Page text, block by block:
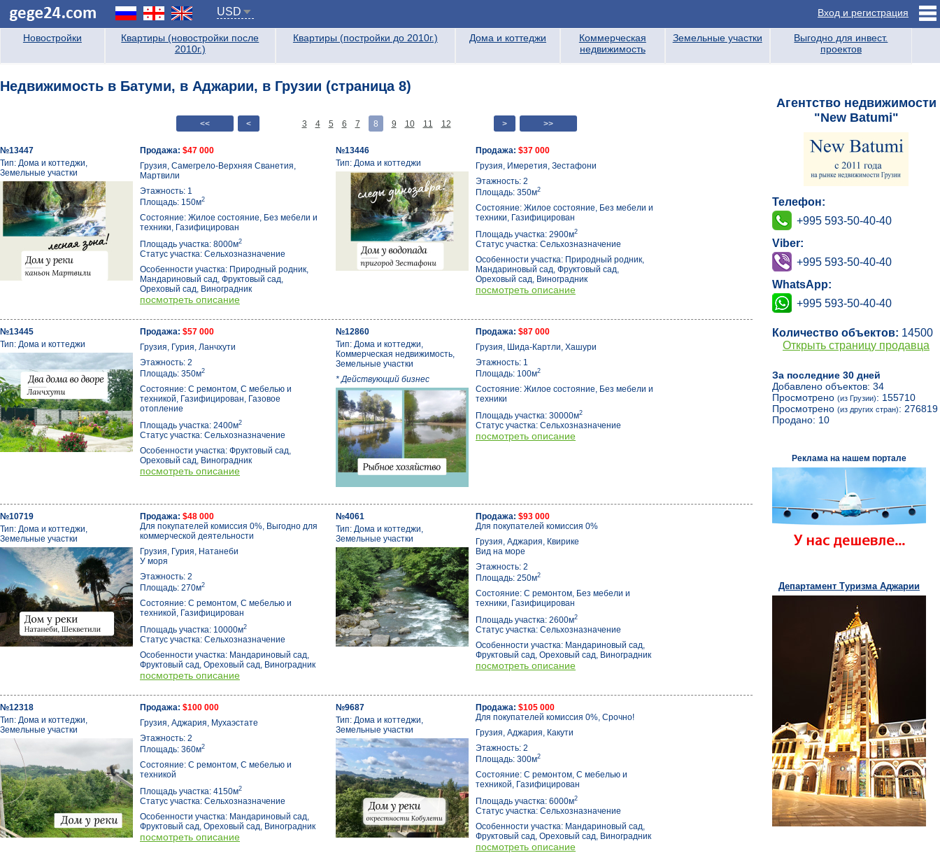
USD Вход и регистрация
Новостройки
Квартиры (новостройки после
2010г.)
Квартиры (постройки до 2010г.) Дома и коттеджи
Коммерческая
недвижимость
Земельные участки
Выгодно для инвест.
проектов
Недвижимость в Батуми, в Аджарии, в Грузии (страница 8)
<< < 3 4 5 6 7 8 9 10 11 12 > >>
№13447
Тип: Дома и коттеджи,
Земельные участки
Продажа: $47 000
Грузия, Самегрело-Верхняя Сванетия,
Мартвили
Этажность: 1
Площадь: 150м2
Состояние: Жилое состояние, Без мебели и
техники, Газифицирован
Площадь участка: 8000м2
Статус участка: Сельхозназначение
Особенности участка: Природный родник,
Мандариновый сад, Фруктовый сад,
Ореховый сад, Виноградник
посмотреть описание
№13446
Тип: Дома и коттеджи
Продажа: $37 000
Грузия, Имеретия, Зестафони
Этажность: 2
Площадь: 350м2
Состояние: Жилое состояние, Без мебели и
техники, Газифицирован
Площадь участка: 2900м2
Статус участка: Сельхозназначение
Особенности участка: Природный родник,
Мандариновый сад, Фруктовый сад,
Ореховый сад, Виноградник
посмотреть описание
№13445
Тип: Дома и коттеджи
Продажа: $57 000
Грузия, Гурия, Ланчхути
Этажность: 2
Площадь: 350м2
Состояние: С ремонтом, С мебелью и
техникой, Газифицирован, Газовое
отопление
Площадь участка: 2400м2
Статус участка: Сельхозназначение
Особенности участка: Фруктовый сад,
Ореховый сад, Виноградник
посмотреть описание
№12860
Тип: Дома и коттеджи,
Коммерческая недвижимость,
Земельные участки
* Действующий бизнес
Продажа: $87 000
Грузия, Шида-Картли, Хашури
Этажность: 1
Площадь: 100м2
Состояние: Жилое состояние, Без мебели и
техники
Площадь участка: 30000м2
Статус участка: Сельхозназначение
посмотреть описание
№10719
Тип: Дома и коттеджи,
Земельные участки
Продажа: $48 000
Для покупателей комиссия 0%, Выгодно для
коммерческой деятельности
Грузия, Гурия, Натанеби
У моря
Этажность: 2
Площадь: 270м2
Состояние: С ремонтом, С мебелью и
техникой, Газифицирован
Площадь участка: 10000м2
Статус участка: Сельхозназначение
Особенности участка: Мандариновый сад,
Фруктовый сад, Ореховый сад, Виноградник
посмотреть описание
№4061
Тип: Дома и коттеджи,
Земельные участки
Продажа: $93 000
Для покупателей комиссия 0%
Грузия, Аджария, Квирике
Вид на море
Этажность: 2
Площадь: 250м2
Состояние: С ремонтом, Без мебели и
техники, Газифицирован
Площадь участка: 2600м2
Статус участка: Сельхозназначение
Особенности участка: Мандариновый сад,
Фруктовый сад, Ореховый сад, Виноградник
посмотреть описание
№12318
Тип: Дома и коттеджи,
Земельные участки
Продажа: $100 000
Грузия, Аджария, Мухаэстате
Этажность: 2
Площадь: 360м2
Состояние: С ремонтом, С мебелью и
техникой
Площадь участка: 4150м2
Статус участка: Сельхозназначение
Особенности участка: Мандариновый сад,
Фруктовый сад, Ореховый сад, Виноградник
посмотреть описание
№9687
Тип: Дома и коттеджи,
Земельные участки
Продажа: $105 000
Для покупателей комиссия 0%, Срочно!
Грузия, Аджария, Какути
Этажность: 2
Площадь: 300м2
Состояние: С ремонтом, С мебелью и
техникой, Газифицирован
Площадь участка: 6000м2
Статус участка: Сельхозназначение
Особенности участка: Мандариновый сад,
Фруктовый сад, Ореховый сад, Виноградник
посмотреть описание
Агентство недвижимости
"New Batumi"
Телефон:
+995 593-50-40-40
Viber:
+995 593-50-40-40
WhatsApp:
+995 593-50-40-40
Количество объектов: 14500
Открыть страницу продавца
За последние 30 дней
Добавлено объектов: 34
Просмотрено (из Грузии): 155710
Просмотрено (из других стран): 276819
Продано: 10
Реклама на нашем портале
Департамент Туризма Аджарии